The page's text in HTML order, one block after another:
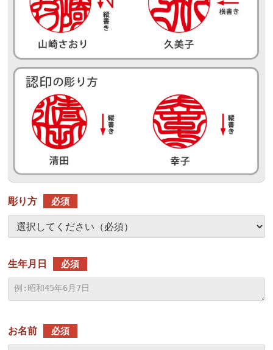
彫り方 必須
生年月日 必須
お名前 必須